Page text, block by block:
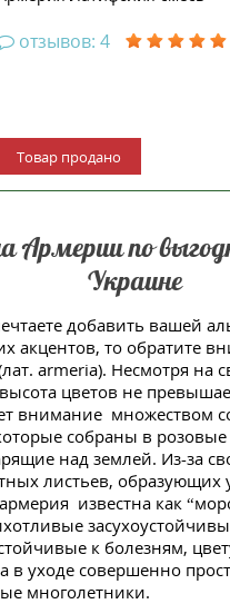
Армерии по
Украине
добавить вашей
акцентов, то обратите
armeria). Несмотря на
цветов не
внимание множеством
собраны в розовые
над землей. Из-за
листьев, образующих
известна как
к болезням,
в уходе совершенно
многолетники.
отзывов: 4
Товар продано